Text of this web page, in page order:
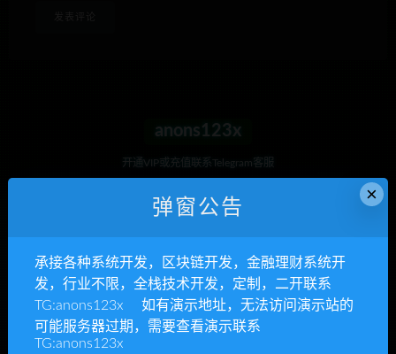
anons123x
开通VIP或充值联系Telegram客服
立即查看
承接各种系统开发
区块链开发，金融理财系统开发，行业不限
×
弹窗公告
承接各种系统开发，区块链开发，金融理财系统开
发，行业不限，全栈技术开发，定制，二开联系
TG:anons123x 如有演示地址，无法访问演示站的
可能服务器过期，需要查看演示联系
TG:anons123x